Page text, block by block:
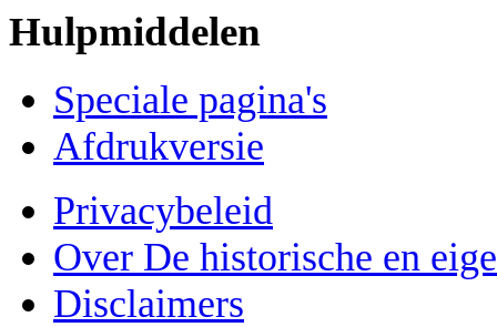
Hulpmiddelen
Speciale pagina's
Afdrukversie
Privacybeleid
Over De historische en
Disclaimers